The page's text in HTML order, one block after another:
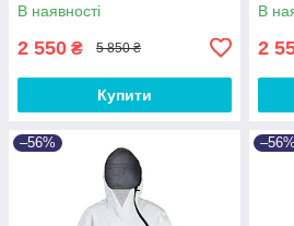
В наявності
2 550 ₴ 5 850 ₴
Купити
В
2
–56% –56%